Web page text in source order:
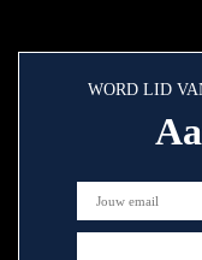
WORD LID